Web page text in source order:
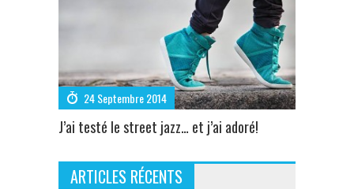
24 Septembre 2014
J’ai testé le street jazz… et j’ai adoré!
ARTICLES RÉCENTS